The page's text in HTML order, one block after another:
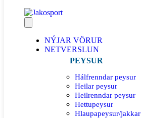
NÝJAR VÖRUR
NETVERSLUN
PEYSUR
Hálfrenndar peysur
Heilar peysur
Heilrenndar peysur
Hettupeysur
Hlaupapeysur/jakkar